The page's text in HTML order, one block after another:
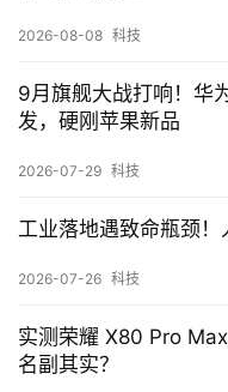
2026-08-08 科技
9月旗舰大战打响！华
发，硬刚苹果新品
2026-07-29 科技
工业落地遇致命瓶颈！
2026-07-26 科技
实测荣耀 X80 Pro
名副其实？